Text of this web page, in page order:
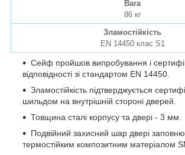
Вага
86 кг
Зламостійкість
EN 14450 клас S1
Сейф пройшов випробування і
відповідності зі стандартом EN 14450.
Зламостійкість підтверджується
шильдом на внутрішній стороні дверей.
Товщина сталі корпусу та двері - 3 мм.
Подвійний захисний шар двері
термостійким композитним матеріалом